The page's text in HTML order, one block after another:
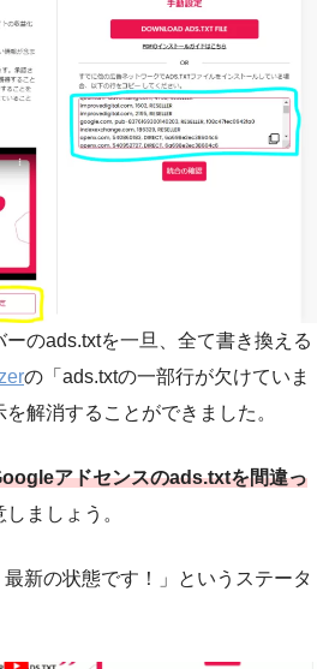
のads.txtを一旦、全て書き換える
の「ads.txtの一部行が欠けていま
解消することができました。
アドセンスのads.txtを間違っ
ましょう。
最新の状態です！」というステータ